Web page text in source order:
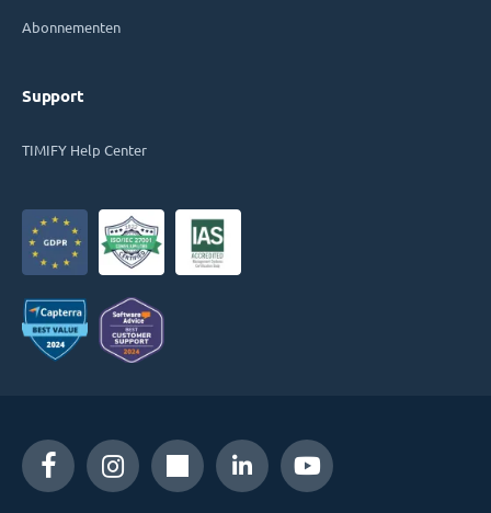
Abonnementen
Support
TIMIFY Help Center